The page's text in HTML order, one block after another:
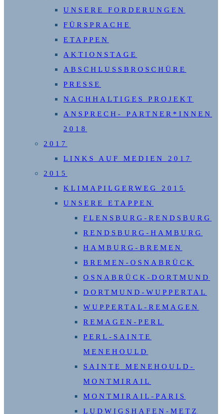
UNSERE FORDERUNGEN
FÜRSPRACHE
ETAPPEN
AKTIONSTAGE
ABSCHLUSSBROSCHÜRE
PRESSE
NACHHALTIGES PROJEKT
ANSPRECH- PARTNER*INNEN
2018
2017
LINKS AUF MEDIEN 2017
2015
KLIMAPILGERWEG 2015
UNSERE ETAPPEN
FLENSBURG-RENDSBURG
RENDSBURG-HAMBURG
HAMBURG-BREMEN
BREMEN-OSNABRÜCK
OSNABRÜCK-DORTMUND
DORTMUND-WUPPERTAL
WUPPERTAL-REMAGEN
REMAGEN-PERL
PERL-SAINTE
MENEHOULD
SAINTE MENEHOULD-
MONTMIRAIL
MONTMIRAIL-PARIS
LUDWIGSHAFEN-METZ